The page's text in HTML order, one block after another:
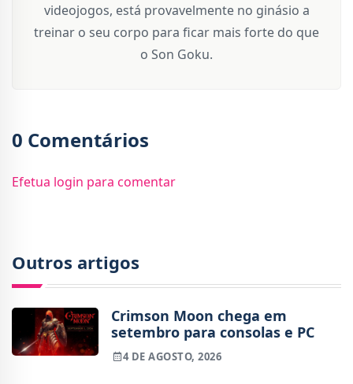
videojogos, está provavelmente no ginásio a
treinar o seu corpo para ficar mais forte do que
o Son Goku.
0 Comentários
Efetua login para comentar
Outros artigos
Crimson Moon chega em
setembro para consolas e PC
4 DE AGOSTO, 2026